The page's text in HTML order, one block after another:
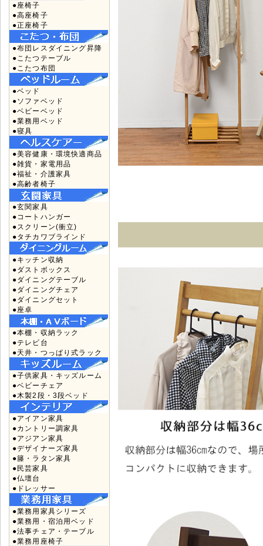
●座椅子
●高座椅子
●正座椅子
●布団レスダイニング昇降
●こたつテーブル
●こたつ布団
●ベッド
●ソファベッド
●ベビーベッド
●業務用ベッド
●寝具
●美容健康・環境快適商品
●雑貨・家電用品
●福祉・介護家具
●高齢者椅子
●玄関家具
●コートハンガー
●スクリーン(衝立)
●タチカワブラインド
●キッチン収納
●ダストボックス
●ダイニングテーブル
●ダイニングチェア
●ダイニングセット
●座卓
●本棚・収納ラック
●テレビ台
●天井・つっぱり式ラック
●子供家具・キッズルーム
●ベビーチェア
●木製2段・3段ベッド
●アイアン家具
●カントリー調家具
●アジアン家具
●デザイナーズ家具
●籐・ラタン家具
●民芸家具
●仏壇台
●ドレッサー
●業務用家具シリーズ
●業務用・宿泊用ベッド
●法事チェア・テーブル
●業務用座椅子